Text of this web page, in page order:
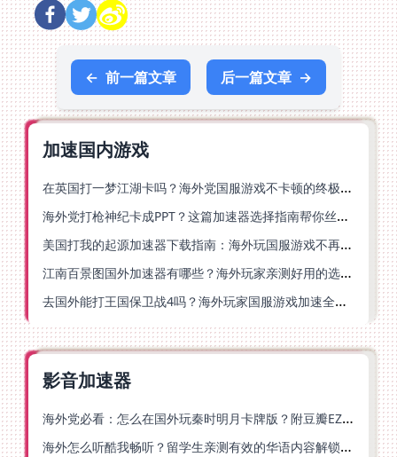
← 前一篇文章 后一篇文章 →
加速国内游戏
在英国打一梦江湖卡吗？海外党国服游戏不卡顿的终极解法
海外党打枪神纪卡成PPT？这篇加速器选择指南帮你丝滑上分
美国打我的起源加速器下载指南：海外玩国服游戏不再卡的终极方案
江南百景图国外加速器有哪些？海外玩家亲测好用的选择与避坑指南
去国外能打王国保卫战4吗？海外玩家国服游戏加速全攻略（附公主连结幻想江湖实测）
影音加速器
海外党必看：怎么在国外玩秦时明月卡牌版？附豆瓣EZCast地区限制破解法
海外怎么听酷我畅听？留学生亲测有效的华语内容解锁指南